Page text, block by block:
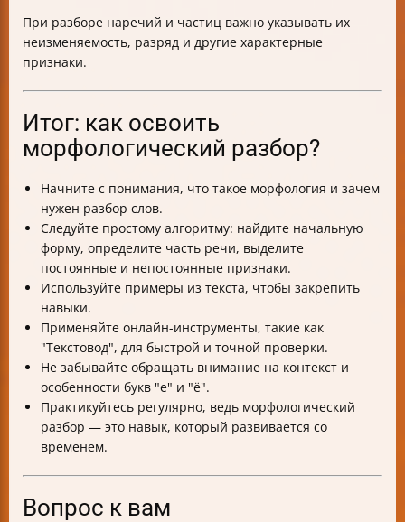
При разборе наречий и частиц важно указывать их
неизменяемость, разряд и другие характерные
признаки.
Итог: как освоить
морфологический разбор?
Начните с понимания, что такое морфология и зачем
нужен разбор слов.
Следуйте простому алгоритму: найдите начальную
форму, определите часть речи, выделите
постоянные и непостоянные признаки.
Используйте примеры из текста, чтобы закрепить
навыки.
Применяйте онлайн-инструменты, такие как
"Текстовод", для быстрой и точной проверки.
Не забывайте обращать внимание на контекст и
особенности букв "е" и "ё".
Практикуйтесь регулярно, ведь морфологический
разбор — это навык, который развивается со
временем.
Вопрос к вам